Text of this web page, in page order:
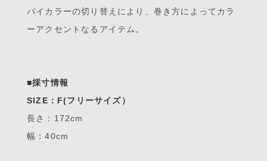
バイカラーの切り替えにより、巻き方によってカラ
ーアクセントなるアイテム。
■採寸情報
SIZE：F(フリーサイズ）
長さ：172cm
幅：40cm